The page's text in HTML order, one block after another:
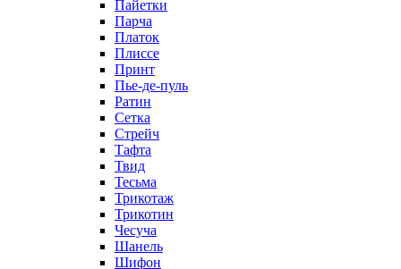
Пайетки
Парча
Платок
Плиссе
Принт
Пье-де-пуль
Ратин
Сетка
Стрейч
Тафта
Твид
Тесьма
Трикотаж
Трикотин
Чесуча
Шанель
Шифон